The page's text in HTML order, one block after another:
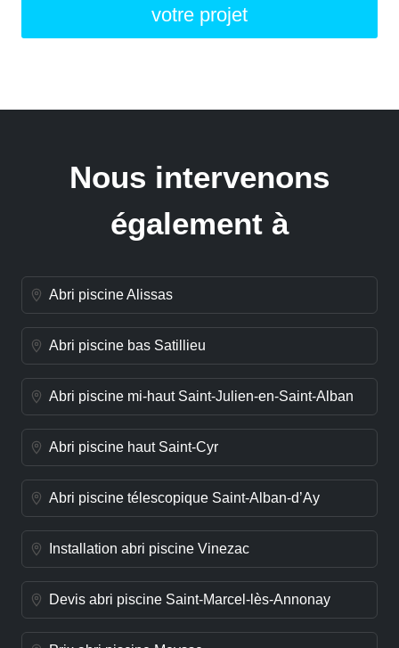
votre projet
Nous intervenons
également à
Abri piscine Alissas
Abri piscine bas Satillieu
Abri piscine mi-haut Saint-Julien-en-Saint-Alban
Abri piscine haut Saint-Cyr
Abri piscine télescopique Saint-Alban-d’Ay
Installation abri piscine Vinezac
Devis abri piscine Saint-Marcel-lès-Annonay